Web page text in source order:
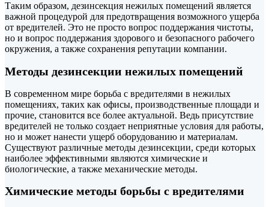
Таким образом, дезинсекция нежилых помещений является
важной процедурой для предотвращения возможного ущерба
от вредителей. Это не просто вопрос поддержания чистоты,
но и вопрос поддержания здорового и безопасного рабочего
окружения, а также сохранения репутации компании.
Методы дезинсекции нежилых помещений
В современном мире борьба с вредителями в нежилых
помещениях, таких как офисы, производственные площади и
прочие, становится все более актуальной. Ведь присутствие
вредителей не только создает неприятные условия для работы,
но и может нанести ущерб оборудованию и материалам.
Существуют различные методы дезинсекции, среди которых
наиболее эффективными являются химические и
биологические, а также механические методы.
Химические методы борьбы с вредителями